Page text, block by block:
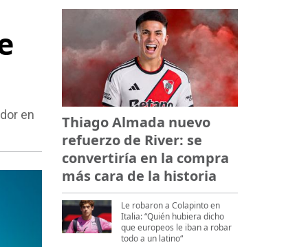
en
Thiago Almada nuevo
refuerzo de River: se
convertiría en la compra
más cara de la historia
Le robaron a Colapinto en
Italia: “Quién hubiera dicho
que europeos le iban a robar
todo a un latino“